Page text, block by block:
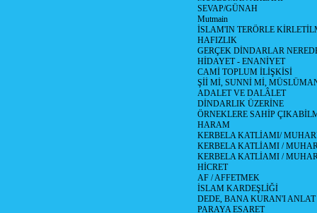
SEVAP/GÜNAH
Mutmain
İSLAM'IN TERÖRLE
HAFIZLIK
GERÇEK DİNDARLAR
HİDAYET - ENANİYET
CAMİ TOPLUM İLİŞKİSİ
Şİİ Mİ, SUNNİ Mİ,
ADALET VE DALÂLET
DİNDARLIK ÜZERİNE
ÖRNEKLERE SAHİP
HARAM
KERBELA KATLİAMI/
KERBELA KATLİAMI /
KERBELA KATLİAMI /
HİCRET
AF / AFFETMEK
İSLAM KARDEŞLİĞİ
DEDE, BANA KURAN'I ANLAT
PARAYA ESARET